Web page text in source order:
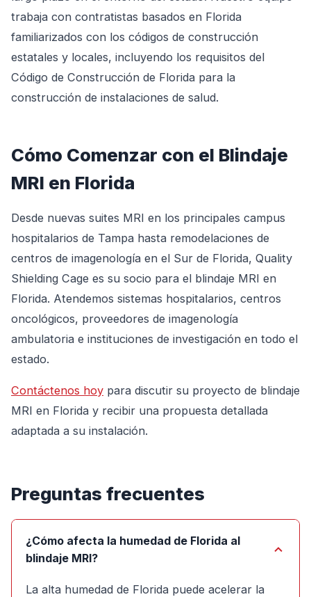
trabaja con contratistas basados en Florida
familiarizados con los códigos de construcción
estatales y locales, incluyendo los requisitos del
Código de Construcción de Florida para la
construcción de instalaciones de salud.
Cómo Comenzar con el Blindaje
MRI en Florida
Desde nuevas suites MRI en los principales campus
hospitalarios de Tampa hasta remodelaciones de
centros de imagenología en el Sur de Florida, Quality
Shielding Cage es su socio para el blindaje MRI en
Florida. Atendemos sistemas hospitalarios, centros
oncológicos, proveedores de imagenología
ambulatoria e instituciones de investigación en todo el
estado.
Contáctenos hoy para discutir su proyecto de blindaje
MRI en Florida y recibir una propuesta detallada
adaptada a su instalación.
Preguntas frecuentes
¿Cómo afecta la humedad de Florida al
blindaje MRI?
La alta humedad de Florida puede acelerar la